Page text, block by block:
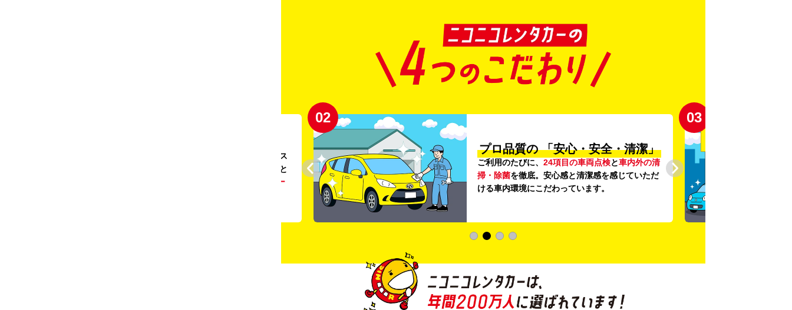
。ガソリンス
タンドや整備工場の既存インフラを活用すること
リー
02
プロ品質の 「安心・安全・清潔」
ご利用のたびに、 24項目の車両点検と車内外の清
掃・除菌を徹底。安心感と清潔感を感じていただ
ける車内環境にこだわっています。
03